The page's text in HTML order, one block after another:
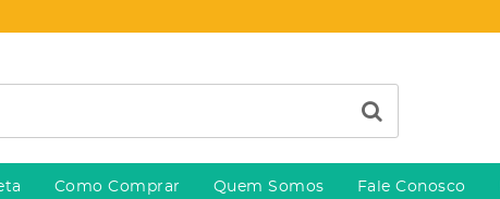
Como Comprar Quem Somos Fale Conosco